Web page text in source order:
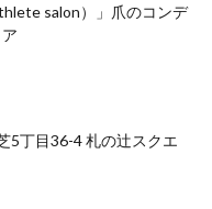
salon）」爪のコンデ
5丁目36-4 札の辻スクエ